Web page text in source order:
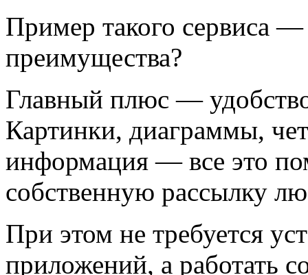
Пример такого сервиса
преимущества?
Главный плюс —
Картинки, диаграммы,
информация — все это
собственную рассылку
При этом не требуется
приложений, а работать